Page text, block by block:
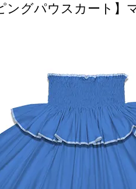
ングパウスカート